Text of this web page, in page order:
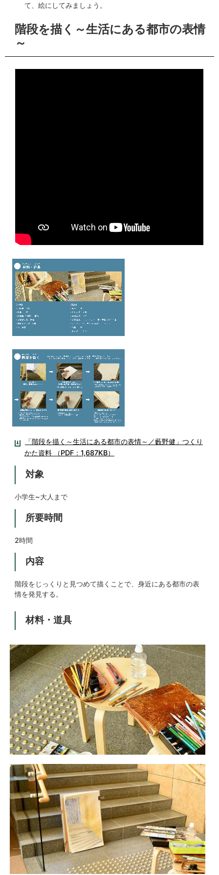
て、絵にしてみましょう。
階段を描く～生活にある都市の表情
～
「階段を描く～生活にある都市の表情～／藪野健」つくり
かた資料 （PDF：1,687KB）
対象
小学生~大人まで
所要時間
2時間
内容
階段をじっくりと見つめて描くことで、身近にある都市の表
情を発見する。
材料・道具